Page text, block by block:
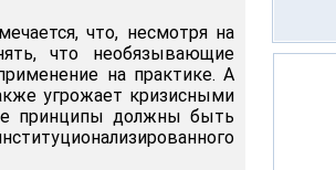
что, несмотря на
что необязывающие
на практике. А
угрожает кризисными
принципы должны быть